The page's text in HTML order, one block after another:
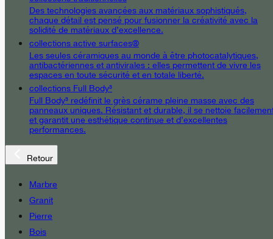
Des technologies avancées aux matériaux sophistiqués,
chaque détail est pensé pour fusionner la créativité avec la
solidité de matériaux d’excellence.
collections active surfaces®
Les seules céramiques au monde à être photocatalytiques,
antibactériennes et antivirales : elles permettent de vivre les
espaces en toute sécurité et en totale liberté.
collections Full Body³
Full Body³ redéfinit le grès cérame pleine masse avec des
panneaux uniques. Résistant et durable, il se nettoie
et garantit une esthétique continue et d’excellentes
performances.
Retour
Marbre
Granit
Pierre
Bois